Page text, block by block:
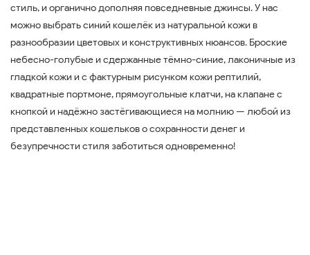
стиль, и органично дополняя повседневные джинсы. У нас
можно выбрать синий кошелёк из натуральной кожи в
разнообразии цветовых и конструктивных нюансов. Броские
небесно-голубые и сдержанные тёмно-синие, лаконичные из
гладкой кожи и с фактурным рисунком кожи рептилий,
квадратные портмоне, прямоугольные клатчи, на клапане с
кнопкой и надёжно застёгивающиеся на молнию — любой из
представленных кошельков о сохранности денег и
безупречности стиля заботиться одновременно!